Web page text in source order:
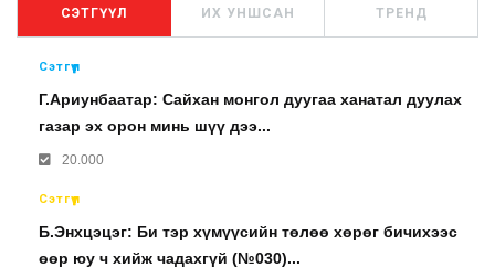
СЭТГҮҮЛ ИХ УНШСАН ТРЕНД
Сэтгүүл
Г.Ариунбаатар: Сайхан монгол дуугаа ханатал дуулах
газар эх орон минь шүү дээ...
20.000
Сэтгүүл
Б.Энхцэцэг: Би тэр хүмүүсийн төлөө хөрөг бичихээс
өөр юу ч хийж чадахгүй (№030)...